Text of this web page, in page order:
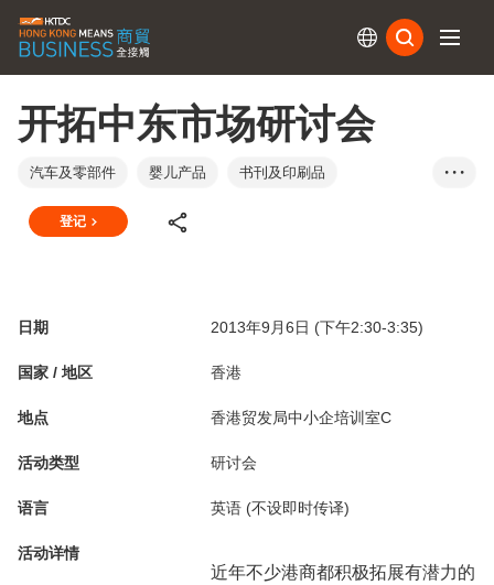
开拓中东市场研讨会
汽车及零部件 婴儿产品
书刊及印刷品
建筑材料
环保用品
眼镜及配件
家庭用品
照明产品
机械
医疗用品及医药
包装材料
电讯
钟表 香港
• • •
登记
日期 2013年9月6日 (下午2:30-3:35)
国家 / 地区 香港
地点 香港贸发局中小企培训室C
活动类型 研讨会
语言 英语 (不设即时传译)
活动详情
近年不少港商都积极拓展有潜力的